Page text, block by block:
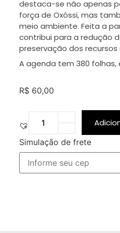
destaca-se não apenas
força de Oxóssi, mas
meio ambiente. Feita a
contribui para a redução
preservação dos recursos
A agenda tem 380 folhas,
R$ 60,00
Simulação de frete